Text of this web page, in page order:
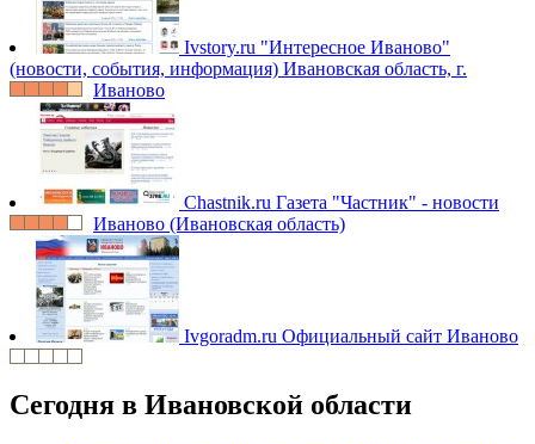
Ivstory.ru "Интересное Иваново"
(новости, события, информация) Ивановская область, г.
Иваново
Chastnik.ru Газета "Частник" - новости
Иваново (Ивановская область)
Ivgoradm.ru Официальный сайт Иваново
Сегодня в Ивановской области